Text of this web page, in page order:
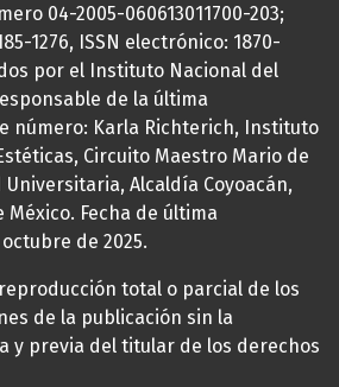
04-2005-060613011700-203;
1276, ISSN electrónico: 1870-
por el Instituto Nacional del
de la última
número: Karla Richterich, Instituto
Circuito Maestro Mario de
Universitaria, Alcaldía Coyoacán,
México. Fecha de última
de 2025.
total o parcial de los
de la publicación sin la
y previa del titular de los derechos